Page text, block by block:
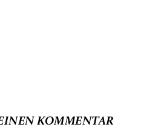
KOMMENTAR